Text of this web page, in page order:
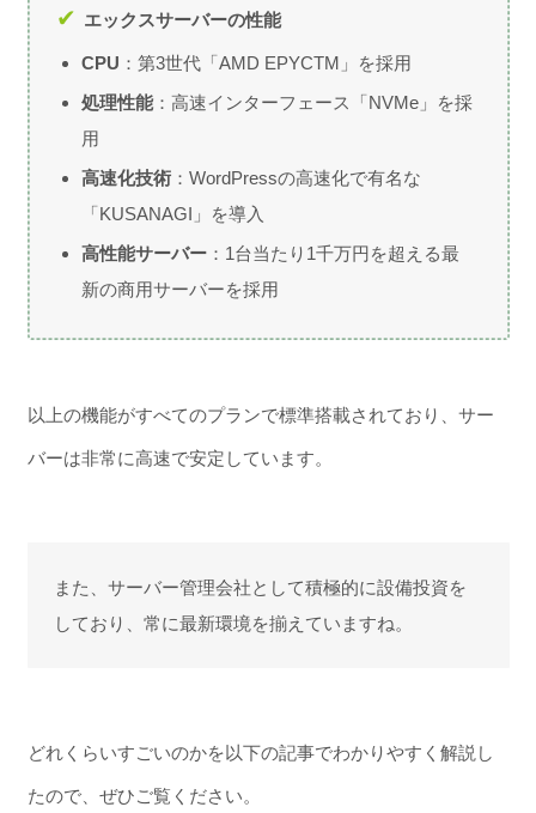
エックスサーバーの性能
CPU ：第3世代「AMD EPYCTM」を採用
処理性能 ：高速インターフェース「NVMe」を採
用
高速化技術 ：WordPressの高速化で有名な
「KUSANAGI」を導入
高性能サーバー ：1台当たり1千万円を超える最
新の商用サーバーを採用
以上の機能がすべてのプランで標準搭載されており、サー
バーは非常に高速で安定しています。
また、サーバー管理会社として積極的に設備投資を
しており、常に最新環境を揃えていますね。
どれくらいすごいのかを以下の記事でわかりやすく解説し
たので、ぜひご覧ください。